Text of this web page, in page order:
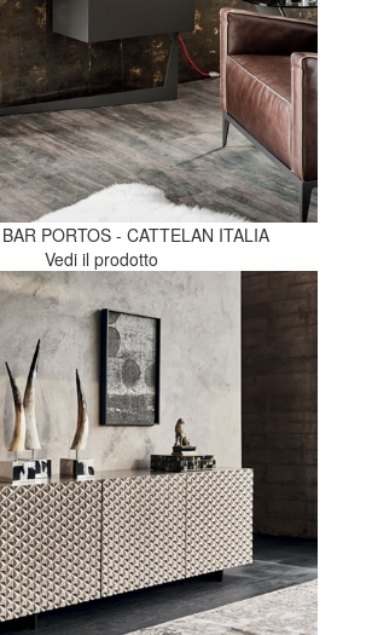
PORTOS - CATTELAN ITALIA
Vedi il prodotto